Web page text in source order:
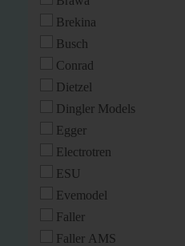
Brekina
Busch
Conrad
Dietzel
Dingler Models
Egger
Electrotren
ESU
Evemodel
Faller
Faller AMS